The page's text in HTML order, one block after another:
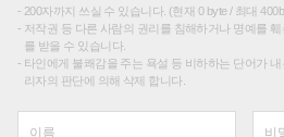
200자까지 쓰실 수 있습니다. (현재 0 byte / 최대
저작권 등 다른 사람의 권리를 침해하거나 명예를
를 받을 수 있습니다.
타인에게 불쾌감을 주는 욕설 등 비하하는 단어가
리자의 판단에 의해 삭제 합니다.